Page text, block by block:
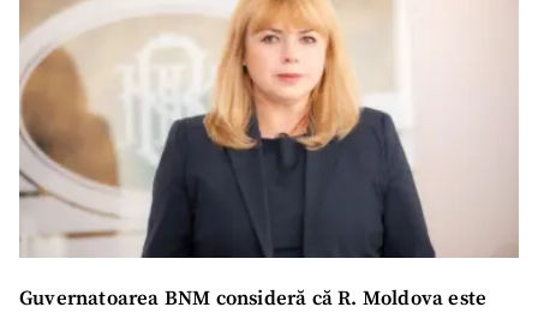
Guvernatoarea BNM consideră că R. Moldova este